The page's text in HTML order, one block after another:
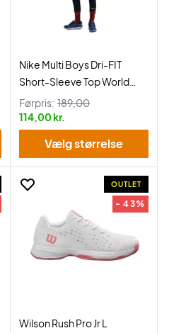
Nike Multi Boys Dri-FIT
Short-Sleeve Top World
Indigo
Førpris: 189,00
114,00 kr.
Vælg størrelse
OUTLET
- 43%
Wilson Rush Pro Jr L